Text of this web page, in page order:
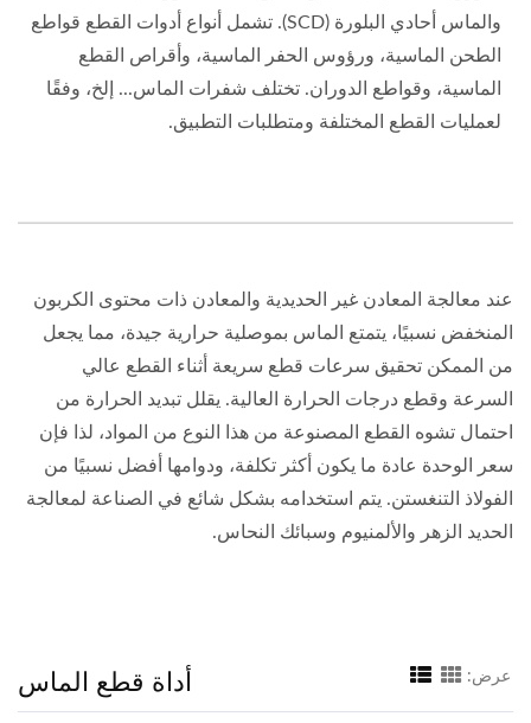
والماس أحادي البلورة (SCD). تشمل أنواع أدوات القطع قواطع
الطحن الماسية، ورؤوس الحفر الماسية، وأقراص القطع
الماسية، وقواطع الدوران. تختلف شفرات الماس... إلخ، وفقًا
لعمليات القطع المختلفة ومتطلبات التطبيق.
عند معالجة المعادن غير الحديدية والمعادن ذات محتوى الكربون
المنخفض نسبيًا، يتمتع الماس بموصلية حرارية جيدة، مما يجعل
من الممكن تحقيق سرعات قطع سريعة أثناء القطع عالي
السرعة وقطع درجات الحرارة العالية. يقلل تبديد الحرارة من
احتمال تشوه القطع المصنوعة من هذا النوع من المواد، لذا فإن
سعر الوحدة عادة ما يكون أكثر تكلفة، ودوامها أفضل نسبيًا من
الفولاذ التنغستن. يتم استخدامه بشكل شائع في الصناعة لمعالجة
الحديد الزهر والألمنيوم وسبائك النحاس.
أداة قطع الماس عرض: